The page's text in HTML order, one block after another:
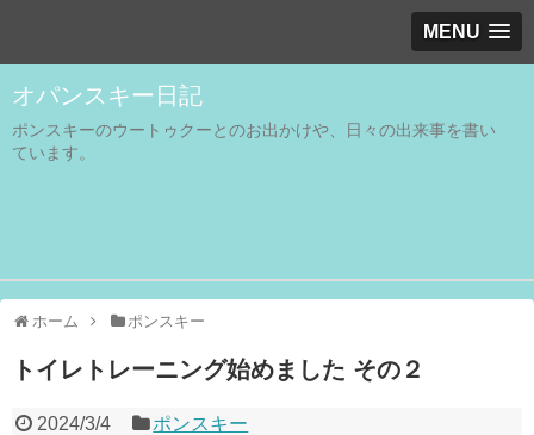
MENU
オパンスキー日記
ポンスキーのウートゥクーとのお出かけや、日々の出来事を書い
ています。
ホーム ポンスキー
トイレトレーニング始めました その２
2024/3/4 ポンスキー